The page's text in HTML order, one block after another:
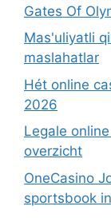
Gates Of
Mas'uliyatli
maslahatlar
Hét online
2026
Legale
overzicht
OneCasino
sportsbook